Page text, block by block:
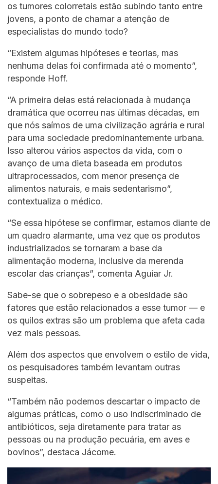
os tumores colorretais estão subindo tanto entre
jovens, a ponto de chamar a atenção de
especialistas do mundo todo?
“Existem algumas hipóteses e teorias, mas
nenhuma delas foi confirmada até o momento”,
responde Hoff.
“A primeira delas está relacionada à mudança
dramática que ocorreu nas últimas décadas, em
que nós saímos de uma civilização agrária e rural
para uma sociedade predominantemente urbana.
Isso alterou vários aspectos da vida, com o
avanço de uma dieta baseada em produtos
ultraprocessados, com menor presença de
alimentos naturais, e mais sedentarismo”,
contextualiza o médico.
“Se essa hipótese se confirmar, estamos diante de
um quadro alarmante, uma vez que os produtos
industrializados se tornaram a base da
alimentação moderna, inclusive da merenda
escolar das crianças”, comenta Aguiar Jr.
Sabe-se que o sobrepeso e a obesidade são
fatores que estão relacionados a esse tumor — e
os quilos extras são um problema que afeta cada
vez mais pessoas.
Além dos aspectos que envolvem o estilo de vida,
os pesquisadores também levantam outras
suspeitas.
“Também não podemos descartar o impacto de
algumas práticas, como o uso indiscriminado de
antibióticos, seja diretamente para tratar as
pessoas ou na produção pecuária, em aves e
bovinos”, destaca Jácome.